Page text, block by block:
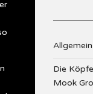
Allgemein
Die
Mook